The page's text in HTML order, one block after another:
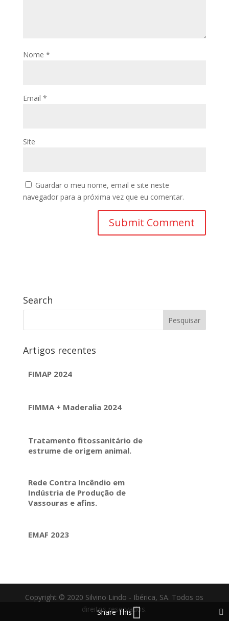
Nome *
Email *
Site
Guardar o meu nome, email e site neste
navegador para a próxima vez que eu comentar.
Search
Artigos recentes
FIMAP 2024
FIMMA + Maderalia 2024
Tratamento fitossanitário de
estrume de origem animal.
Rede Contra Incêndio em
Indústria de Produção de
Vassouras e afins.
EMAF 2023
Copyright © 2020 Silvino Lindo - Ibérica, SA. Todos os
direitos reservados.
Share This